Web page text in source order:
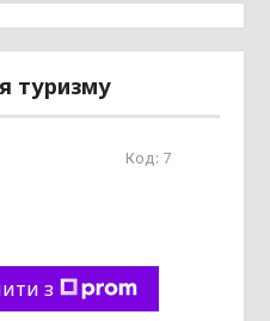
туризму
Код: 7
з